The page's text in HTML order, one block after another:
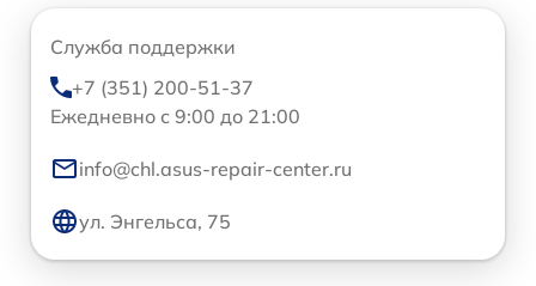
Служба поддержки
+7 (351) 200-51-37
Ежедневно с 9:00 до 21:00
info@chl.asus-repair-center.ru
ул. Энгельса, 75